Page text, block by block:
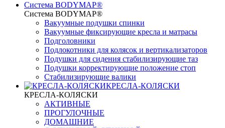
Система BODYMAP®
Система BODYMAP®
Вакуумные подушки спинки
Вакуумные фиксирующие кресла и матрасы
Подголовники
Подлокотники для колясок и вертикализаторов
Подушки для сидения стабилизирующие таз
Подушки корректирующие положение стоп
Стабилизирующие валики
КРЕСЛА-КОЛЯСКИ
КРЕСЛА-КОЛЯСКИ
АКТИВНЫЕ
ПРОГУЛОЧНЫЕ
ДОМАШНИЕ